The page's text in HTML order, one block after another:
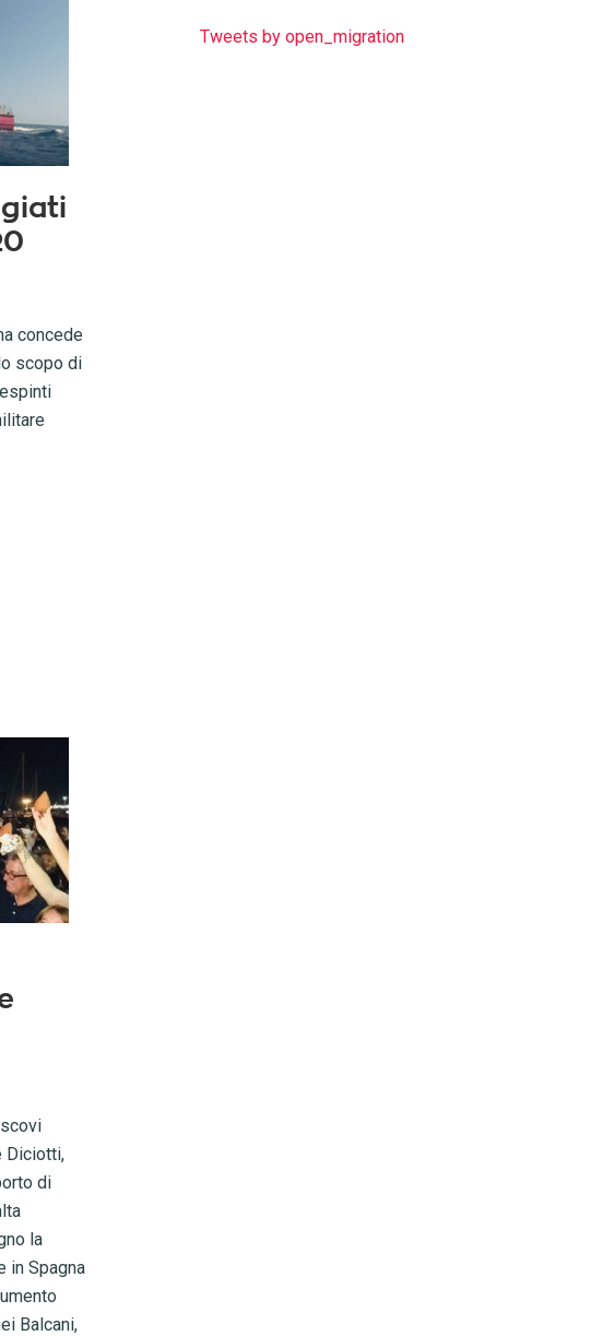
concede
scopo di
Diciotti,
di
la
in Spagna
Balcani,
Tweets by open_migration